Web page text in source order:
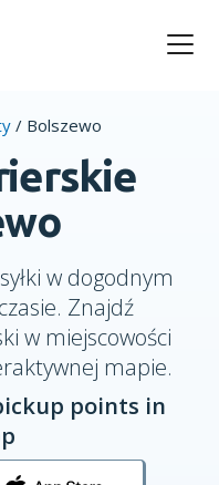
/ Bolszewo
w dogodnym
Znajdź
w miejscowości
mapie.
points in